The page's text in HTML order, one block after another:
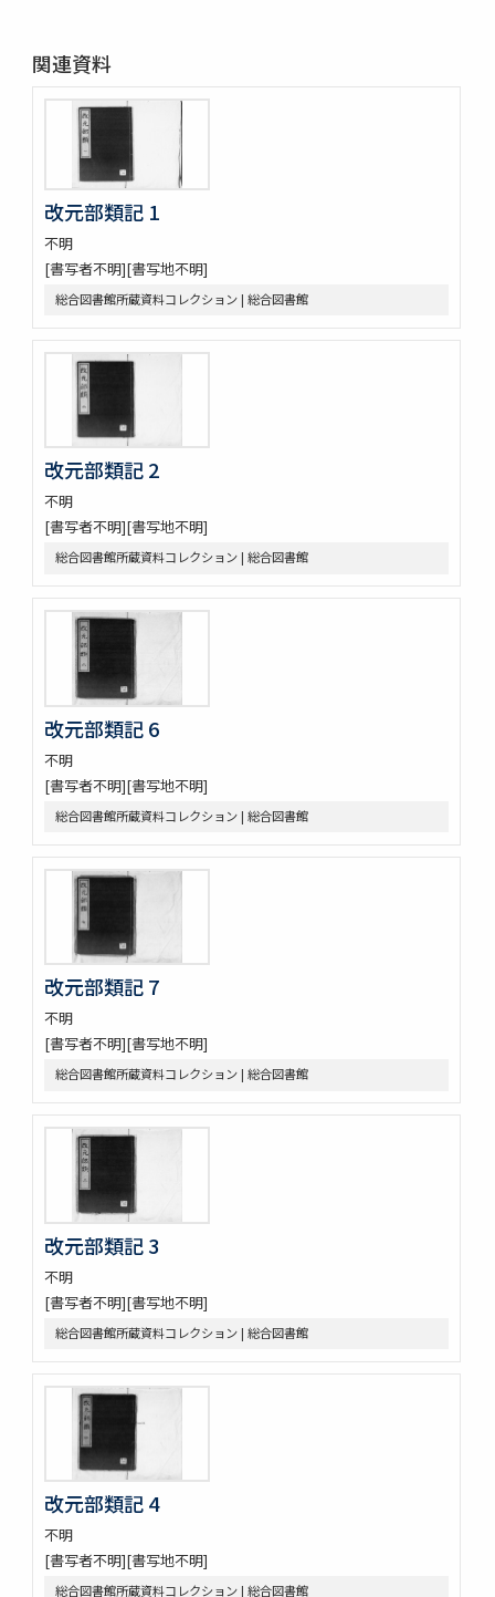
関連資料
改元部類記 1
不明
[書写者不明][書写地不明]
総合図書館所蔵資料コレクション | 総合図書館
改元部類記 2
不明
[書写者不明][書写地不明]
総合図書館所蔵資料コレクション | 総合図書館
改元部類記 6
不明
[書写者不明][書写地不明]
総合図書館所蔵資料コレクション | 総合図書館
改元部類記 7
不明
[書写者不明][書写地不明]
総合図書館所蔵資料コレクション | 総合図書館
改元部類記 3
不明
[書写者不明][書写地不明]
総合図書館所蔵資料コレクション | 総合図書館
改元部類記 4
不明
[書写者不明][書写地不明]
総合図書館所蔵資料コレクション | 総合図書館